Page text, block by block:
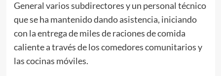
General varios subdirectores y un personal técnico
que se ha mantenido dando asistencia, iniciando
con la entrega de miles de raciones de comida
caliente a través de los comedores comunitarios y
las cocinas móviles.